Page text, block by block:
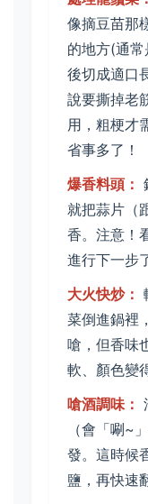
像摘豆苗那
的地方(通
後切成適口
說要撕掉老
用，粗梗才
省事多了！
爆香料頭：
就把蒜片（
香。注意！
進行下一步
大火快炒：
菜倒進鍋裡
嗆，但香味
軟、顏色變
嗆酒調味：
（會「唰~
發。這時候
鹽，再快速